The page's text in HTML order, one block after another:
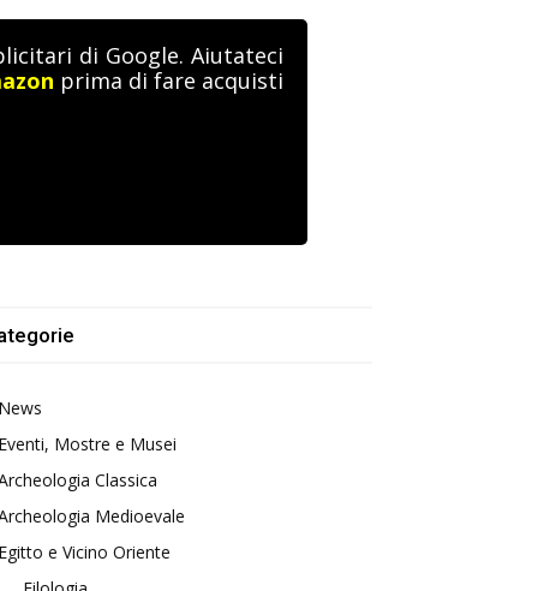
di Google. Aiutateci
prima di fare acquisti
Mostre e Musei
Classica
Medioevale
e Vicino Oriente